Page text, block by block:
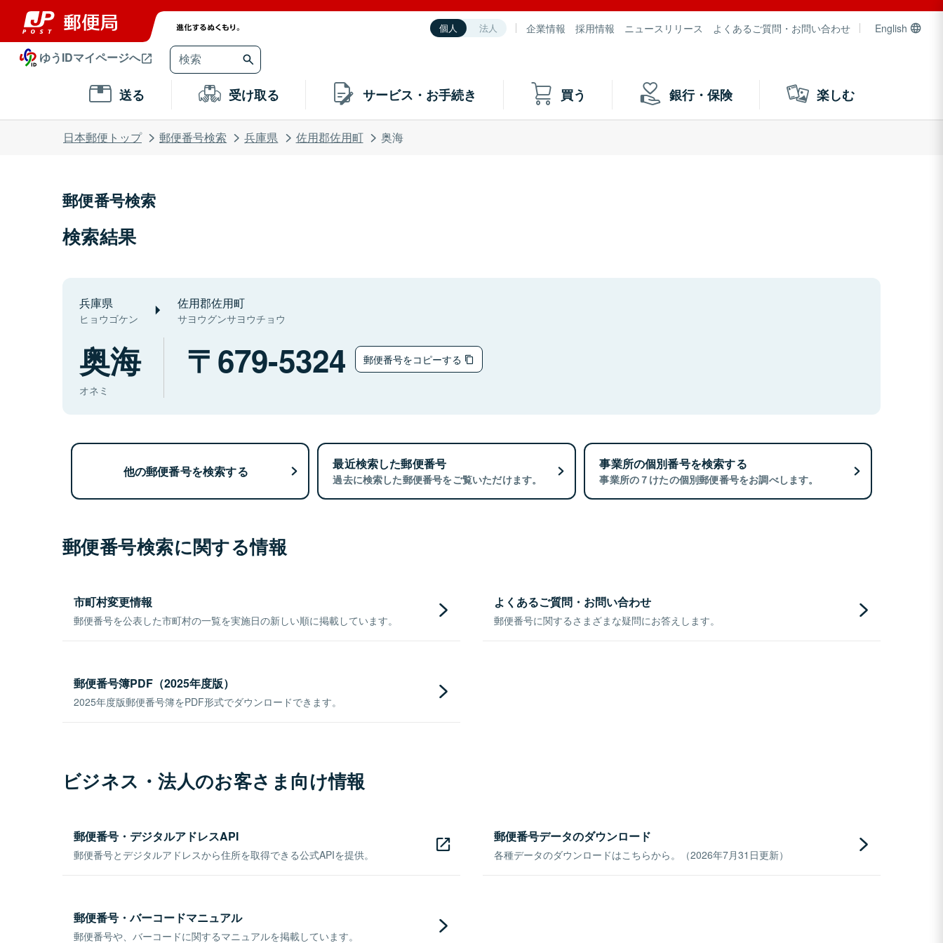
個人 法人 企業情報 採用情報 ニュースリリース よくあるご質問・お問い合わせ English
ゆうIDマイページへ
送る 受け取る サービス・お手続き 買う 銀行・保険 楽しむ
日本郵便トップ 郵便番号検索 兵庫県 佐用郡佐用町 奥海
郵便番号検索
検索結果
兵庫県
ヒョウゴケン
佐用郡佐用町
サヨウグンサヨウチョウ
奥海
オネミ
679-5324 郵便番号をコピーする
他の郵便番号を検索する 最近検索した郵便番号
過去に検索した郵便番号をご覧いただけます。
事業所の個別番号を検索する
事業所の７けたの個別郵便番号をお調べします。
郵便番号検索に関する情報
市町村変更情報
郵便番号を公表した市町村の一覧を実施日の新しい順に掲載しています。
よくあるご質問・お問い合わせ
郵便番号に関するさまざまな疑問にお答えします。
郵便番号簿PDF（2025年度版）
2025年度版郵便番号簿をPDF形式でダウンロードできます。
ビジネス・法人のお客さま向け情報
郵便番号・デジタルアドレスAPI
郵便番号とデジタルアドレスから住所を取得できる公式APIを提供。
郵便番号データのダウンロード
各種データのダウンロードはこちらから。（2026年7月31日更新）
郵便番号・バーコードマニュアル
郵便番号や、バーコードに関するマニュアルを掲載しています。